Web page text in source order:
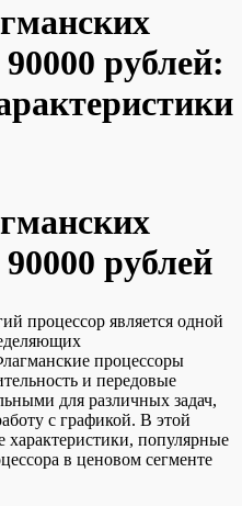
рублей:
рублей
процессор является одной
процессоры
и передовые
для различных задач,
с графикой. В этой
популярные
в ценовом сегменте